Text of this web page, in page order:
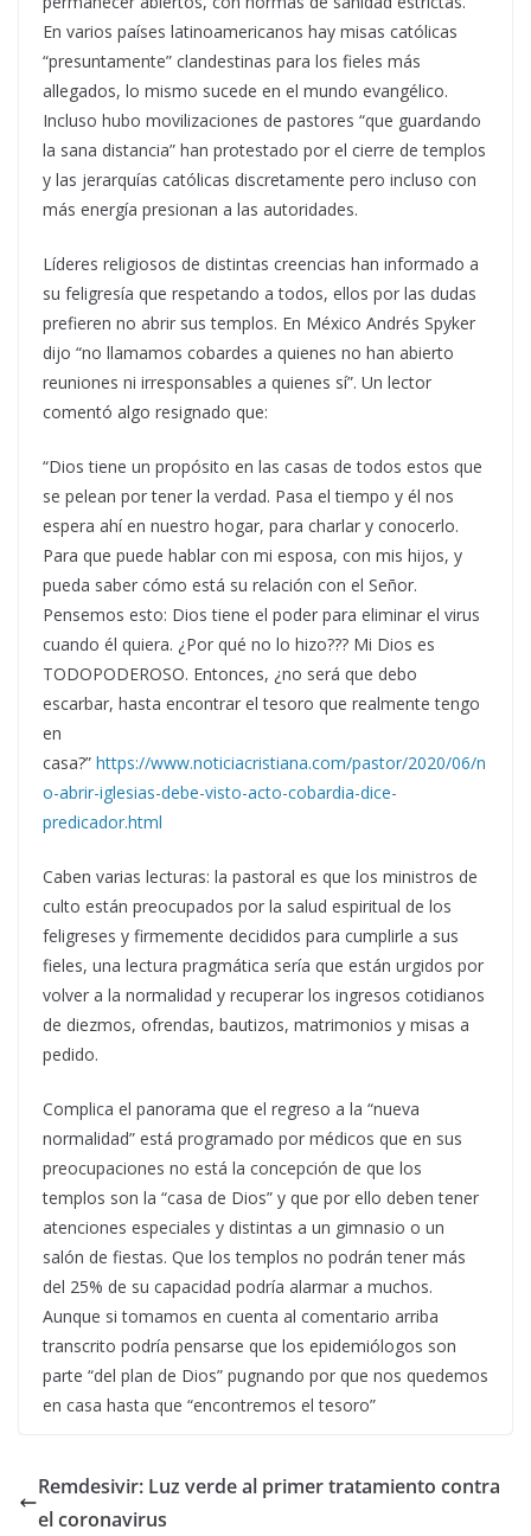
En varios países latinoamericanos hay misas católicas
“presuntamente” clandestinas para los fieles más
allegados, lo mismo sucede en el mundo evangélico.
Incluso hubo movilizaciones de pastores “que guardando
la sana distancia” han protestado por el cierre de templos
y las jerarquías católicas discretamente pero incluso con
más energía presionan a las autoridades.
Líderes religiosos de distintas creencias han informado a
su feligresía que respetando a todos, ellos por las dudas
prefieren no abrir sus templos. En México Andrés Spyker
dijo “no llamamos cobardes a quienes no han abierto
reuniones ni irresponsables a quienes sí”. Un lector
comentó algo resignado que:
“Dios tiene un propósito en las casas de todos estos que
se pelean por tener la verdad. Pasa el tiempo y él nos
espera ahí en nuestro hogar, para charlar y conocerlo.
Para que puede hablar con mi esposa, con mis hijos, y
pueda saber cómo está su relación con el Señor.
Pensemos esto: Dios tiene el poder para eliminar el virus
cuando él quiera. ¿Por qué no lo hizo??? Mi Dios es
TODOPODEROSO. Entonces, ¿no será que debo
escarbar, hasta encontrar el tesoro que realmente tengo
en
casa?” https://www.noticiacristiana.com/pastor/2020/06/n
o-abrir-iglesias-debe-visto-acto-cobardia-dice-
predicador.html
Caben varias lecturas: la pastoral es que los ministros de
culto están preocupados por la salud espiritual de los
feligreses y firmemente decididos para cumplirle a sus
fieles, una lectura pragmática sería que están urgidos por
volver a la normalidad y recuperar los ingresos cotidianos
de diezmos, ofrendas, bautizos, matrimonios y misas a
pedido.
Complica el panorama que el regreso a la “nueva
normalidad” está programado por médicos que en sus
preocupaciones no está la concepción de que los
templos son la “casa de Dios” y que por ello deben tener
atenciones especiales y distintas a un gimnasio o un
salón de fiestas. Que los templos no podrán tener más
del 25% de su capacidad podría alarmar a muchos.
Aunque si tomamos en cuenta al comentario arriba
transcrito podría pensarse que los epidemiólogos son
parte “del plan de Dios” pugnando por que nos quedemos
en casa hasta que “encontremos el tesoro”
Remdesivir: Luz verde al primer tratamiento contra
el coronavirus